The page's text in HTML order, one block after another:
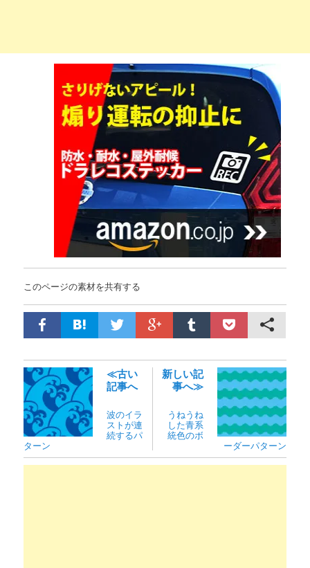
このページの素材を共有する
≪古い
記事へ
波のイラ
ストが連
続するパ
ターン
新しい記
事へ≫
うねうね
した青系
統色のボ
ーダーパターン